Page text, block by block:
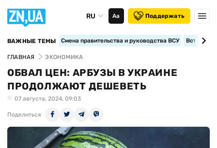
RU Аа Поддержать
ВАЖНЫЕ ТЕМЫ Смена правительства и руководства ВСУ
ГЛАВНАЯ ЭКОНОМИКА
ОБВАЛ ЦЕН: АРБУЗЫ В УКРАИНЕ
ПРОДОЛЖАЮТ ДЕШЕВЕТЬ
07 августа, 2024, 09:03
Поделиться